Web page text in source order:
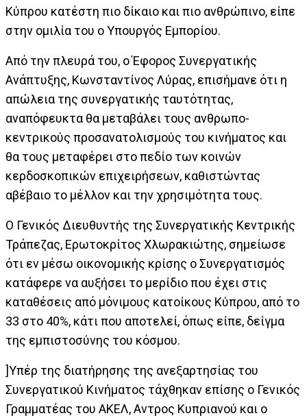
Κύπρου κατέστη πιο δίκαιο και πιο ανθρώπινο, είπε
στην ομιλία του ο Υπουργός Εμπορίου.
Από την πλευρά του, ο Έφορος Συνεργατικής
Ανάπτυξης, Κωνσταντίνος Λύρας, επισήμανε ότι η
απώλεια της συνεργατικής ταυτότητας,
αναπόφευκτα θα μεταβάλει τους ανθρωπο-
κεντρικούς προσανατολισμούς του κινήματος και
θα τους μεταφέρει στο πεδίο των κοινών
κερδοσκοπικών επιχειρήσεων, καθιστώντας
αβέβαιο το μέλλον και την χρησιμότητα τους.
Ο Γενικός Διευθυντής της Συνεργατικής Κεντρικής
Τράπεζας, Ερωτοκρίτος Χλωρακιώτης, σημείωσε
ότι εν μέσω οικονομικής κρίσης ο Συνεργατισμός
κατάφερε να αυξήσει το μερίδιο που έχει στις
καταθέσεις από μόνιμους κατοίκους Κύπρου, από το
33 στο 40%, κάτι που αποτελεί, όπως είπε, δείγμα
της εμπιστοσύνης του κόσμου.
]Υπέρ της διατήρησης της ανεξαρτησίας του
Συνεργατικού Κινήματος τάχθηκαν επίσης ο Γενικός
Γραμματέας του ΑΚΕΛ, Αντρος Κυπριανού και ο